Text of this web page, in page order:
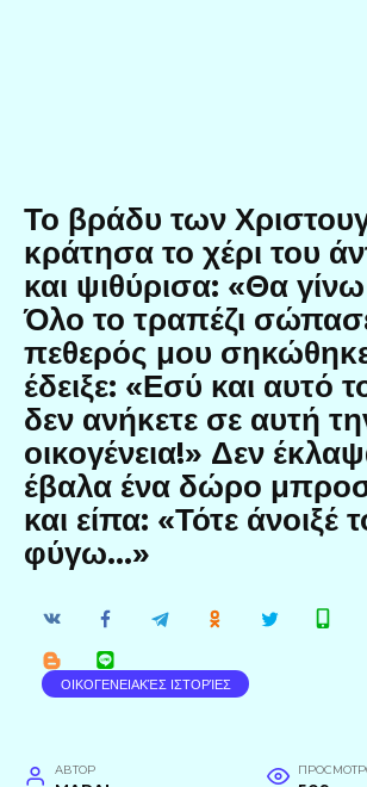
Το βράδυ των
κράτησα το χέρι του
και ψιθύρισα: «Θα
Όλο το τραπέζι
πεθερός μου
έδειξε: «Εσύ και αυτό
δεν ανήκετε σε αυτή
οικογένεια!» Δεν
έβαλα ένα δώρο
και είπα: «Τότε άνοιξέ
φύγω…»
ΟΙΚΟΓΕΝΕΙΑΚΈΣ ΙΣΤΟΡΊΕΣ
АВТОР